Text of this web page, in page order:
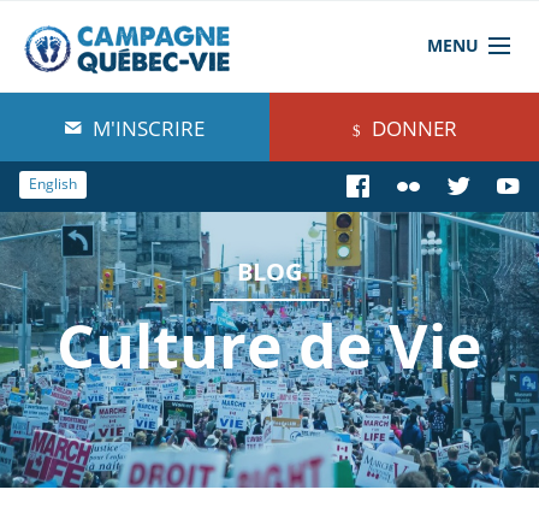
MENU
À propos de nous
Blog
Comprendre
Agir
Boutique
M'INSCRIRE DONNER
English
BLOG
Culture de Vie